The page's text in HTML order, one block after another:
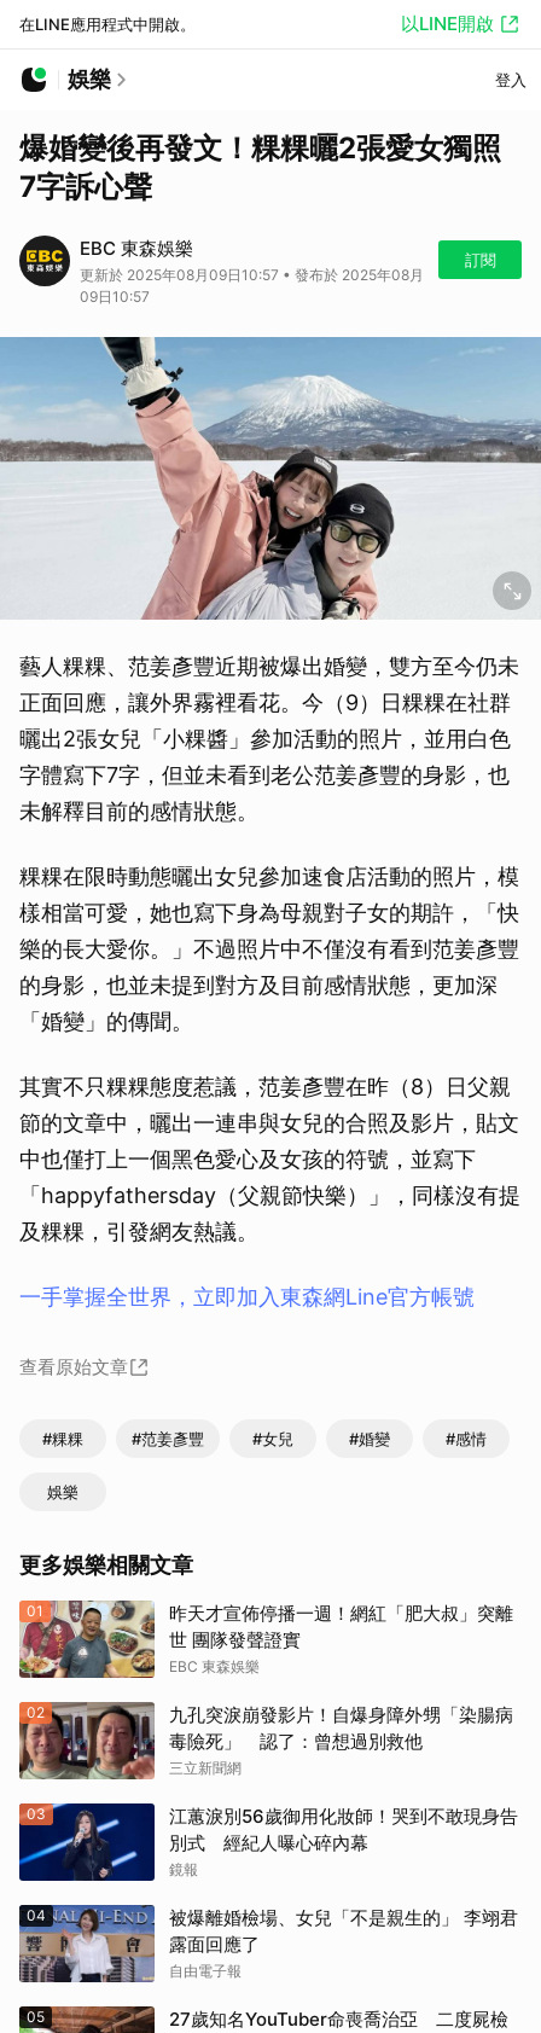
在LINE應用程式中開啟。 以LINE開啟
娛樂 登入
爆婚變後再發文！粿粿曬2張愛女獨照
7字訴心聲
EBC 東森娛樂
更新於 2025年08月09日10:57 • 發布於 2025年08月
09日10:57
訂閱
藝人粿粿、范姜彥豐近期被爆出婚變，雙方至今仍未
正面回應，讓外界霧裡看花。今（9）日粿粿在社群
曬出2張女兒「小粿醬」參加活動的照片，並用白色
字體寫下7字，但並未看到老公范姜彥豐的身影，也
未解釋目前的感情狀態。
粿粿在限時動態曬出女兒參加速食店活動的照片，模
樣相當可愛，她也寫下身為母親對子女的期許，「快
樂的長大愛你。」不過照片中不僅沒有看到范姜彥豐
的身影，也並未提到對方及目前感情狀態，更加深
「婚變」的傳聞。
其實不只粿粿態度惹議，范姜彥豐在昨（8）日父親
節的文章中，曬出一連串與女兒的合照及影片，貼文
中也僅打上一個黑色愛心及女孩的符號，並寫下
「happyfathersday（父親節快樂）」，同樣沒有提
及粿粿，引發網友熱議。
一手掌握全世界，立即加入東森網Line官方帳號
查看原始文章
#粿粿 #范姜彥豐 #女兒 #婚變 #感情
娛樂
更多娛樂相關文章
01
昨天才宣佈停播一週！網紅「肥大叔」突離
世 團隊發聲證實
EBC 東森娛樂
02
九孔突淚崩發影片！自爆身障外甥「染腸病
毒險死」 認了：曾想過別救他
三立新聞網
03
江蕙淚別56歲御用化妝師！哭到不敢現身告
別式 經紀人曝心碎內幕
鏡報
04
被爆離婚檢場、女兒「不是親生的」 李翊君
露面回應了
自由電子報
05
27歲知名YouTuber命喪喬治亞 二度屍檢